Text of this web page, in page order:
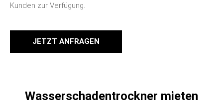
Kunden zur Verfügung.
JETZT ANFRAGEN
Wasserschadentrockner mieten